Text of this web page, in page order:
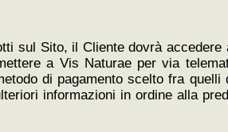
sul Sito, il Cliente dovrà
a Vis Naturae per via
di pagamento scelto fra
informazioni in ordine alla